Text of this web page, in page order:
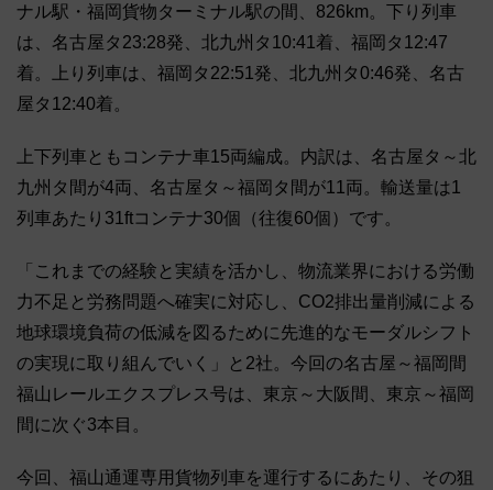
ナル駅・福岡貨物ターミナル駅の間、826km。下り列車
は、名古屋タ23:28発、北九州タ10:41着、福岡タ12:47
着。上り列車は、福岡タ22:51発、北九州タ0:46発、名古
屋タ12:40着。
上下列車ともコンテナ車15両編成。内訳は、名古屋タ～北
九州タ間が4両、名古屋タ～福岡タ間が11両。輸送量は1
列車あたり31ftコンテナ30個（往復60個）です。
「これまでの経験と実績を活かし、物流業界における労働
力不足と労務問題へ確実に対応し、CO2排出量削減による
地球環境負荷の低減を図るために先進的なモーダルシフト
の実現に取り組んでいく」と2社。今回の名古屋～福岡間
福山レールエクスプレス号は、東京～大阪間、東京～福岡
間に次ぐ3本目。
今回、福山通運専用貨物列車を運行するにあたり、その狙